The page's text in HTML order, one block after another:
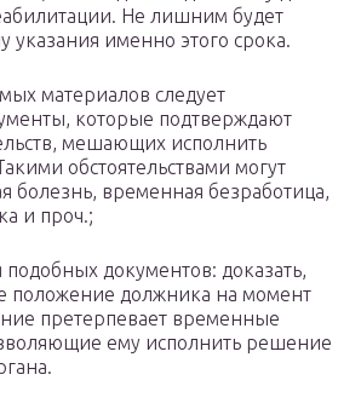
Не лишним будет
указания именно этого срока.
материалов следует
которые подтверждают
мешающих исполнить
обстоятельствами могут
болезнь, временная безработица,
и проч.;
документов: доказать,
положение должника на момент
претерпевает временные
ему исполнить решение